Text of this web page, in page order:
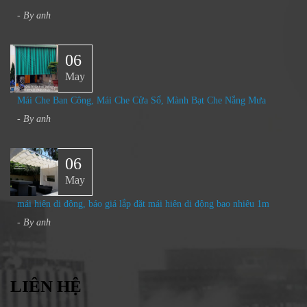
- By anh
06
May
Mái Che Ban Công, Mái Che Cửa Sổ, Mành Bạt Che Nắng Mưa​
- By anh
06
May
mái hiên di động, báo giá lắp đặt mái hiên di động bao nhiêu 1m
- By anh
LIÊN HỆ